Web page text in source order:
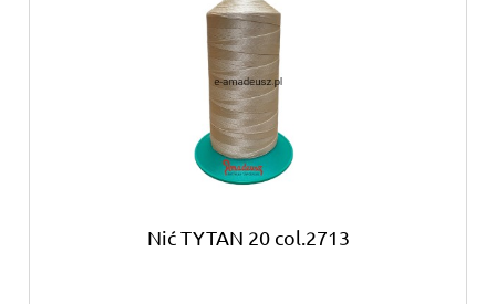
Nić TYTAN 20 col.2713